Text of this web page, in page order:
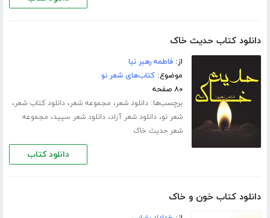
دانلود کتاب حدیث خاک
از:فاطمه رهبر نیا
موضوع:کتاب‌های شعر نو
۸۰ صفحه
برچسب‌ها:دانلود شعر، مجموعه شعر،دانلود کتاب شعر،
شعر نو،دانلود شعر آزاد،دانلود شعر سپید، مجموعه
شعر حدیث خاک
دانلود کتاب
دانلود کتاب خون و خاک